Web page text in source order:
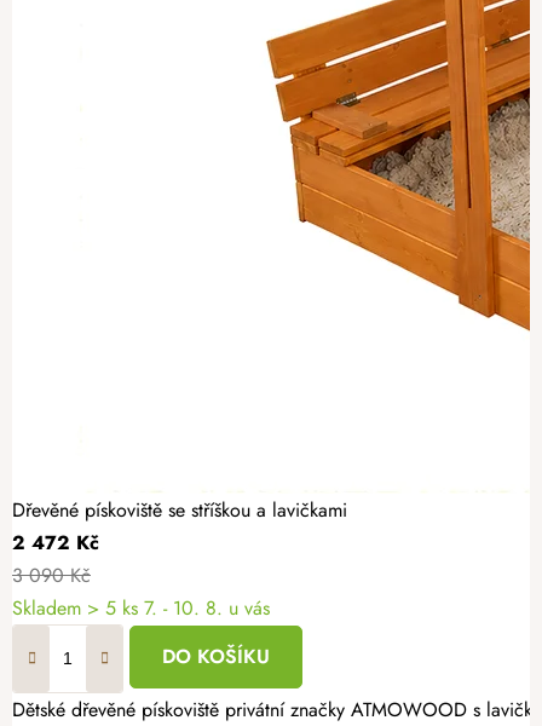
Dřevěné pískoviště se stříškou a lavičkami
2 472 Kč
3 090 Kč
Skladem > 5 ks 7. - 10. 8. u vás
DO KOŠÍKU
Dětské dřevěné pískoviště privátní značky ATMOWOOD s